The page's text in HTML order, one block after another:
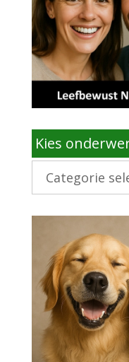
Kies
Kies
onderwerp